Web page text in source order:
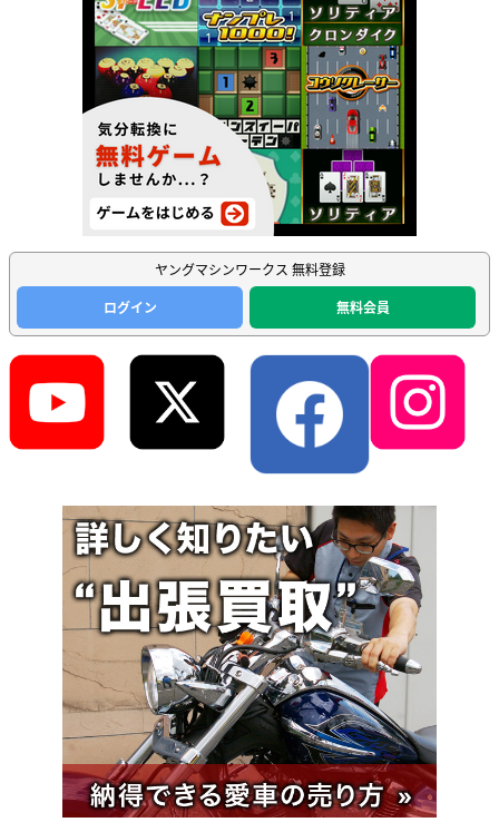
ヤングマシンワークス 無料登録
ログイン
無料会員